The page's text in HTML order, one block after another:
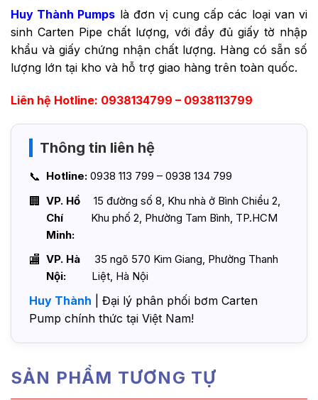
Huy Thành Pumps là đơn vị cung cấp các loại van vi
sinh Carten Pipe chất lượng, với đầy đủ giấy tờ nhập
khẩu và giấy chứng nhận chất lượng. Hàng có sẵn số
lượng lớn tại kho và hỗ trợ giao hàng trên toàn quốc.
Liên hệ Hotline: 0938134799 – 0938113799
Thông tin liên hệ
Hotline: 0938 113 799 – 0938 134 799
VP. Hồ
Chí
Minh:
15 đường số 8, Khu nhà ở Bình Chiểu 2,
Khu phố 2, Phường Tam Bình, TP.HCM
VP. Hà
Nội:
35 ngõ 570 Kim Giang, Phường Thanh
Liệt, Hà Nội
Huy Thành | Đại lý phân phối bơm Carten
Pump chính thức tại Việt Nam!
SẢN PHẨM TƯƠNG TỰ